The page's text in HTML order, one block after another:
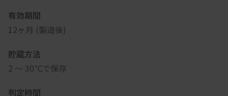
有効期間
12ヶ月 (製造後)
貯蔵方法
2 ～ 30℃で保存
判定時間